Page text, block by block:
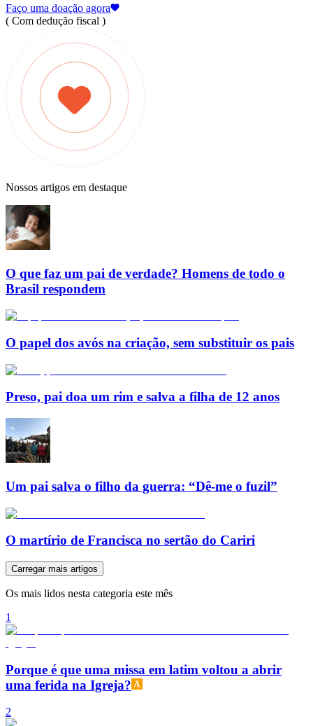
Faço uma doação agora
( Com dedução fiscal )
Nossos artigos em destaque
O que faz um pai de verdade? Homens de todo o
Brasil respondem
O papel dos avós na criação, sem substituir os pais
Preso, pai doa um rim e salva a filha de 12 anos
Um pai salva o filho da guerra: “Dê-me o fuzil”
O martírio de Francisca no sertão do Cariri
Carregar mais artigos
Os mais lidos nesta categoria este mês
1
Porque é que uma missa em latim voltou a abrir
uma ferida na Igreja?
2